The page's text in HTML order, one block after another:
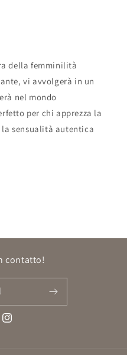
della femminilità
vi avvolgerà in un
nel mondo
per chi apprezza la
la sensualità autentica
contatto!
Instagram